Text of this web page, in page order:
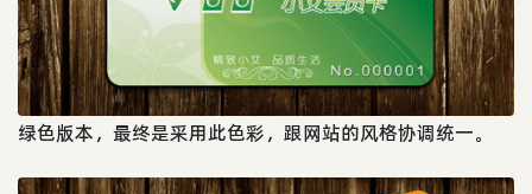
绿色版本，最终是采用此色彩，跟网站的风格协调统一。